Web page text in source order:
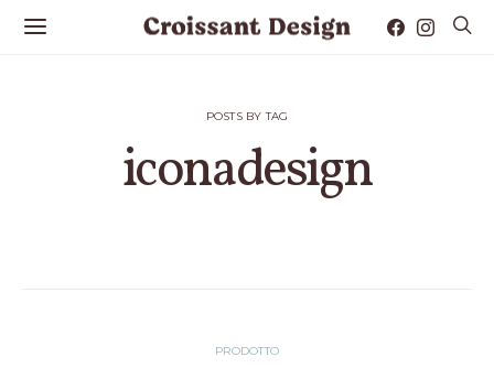
POSTS BY TAG
iconadesign
PRODOTTO